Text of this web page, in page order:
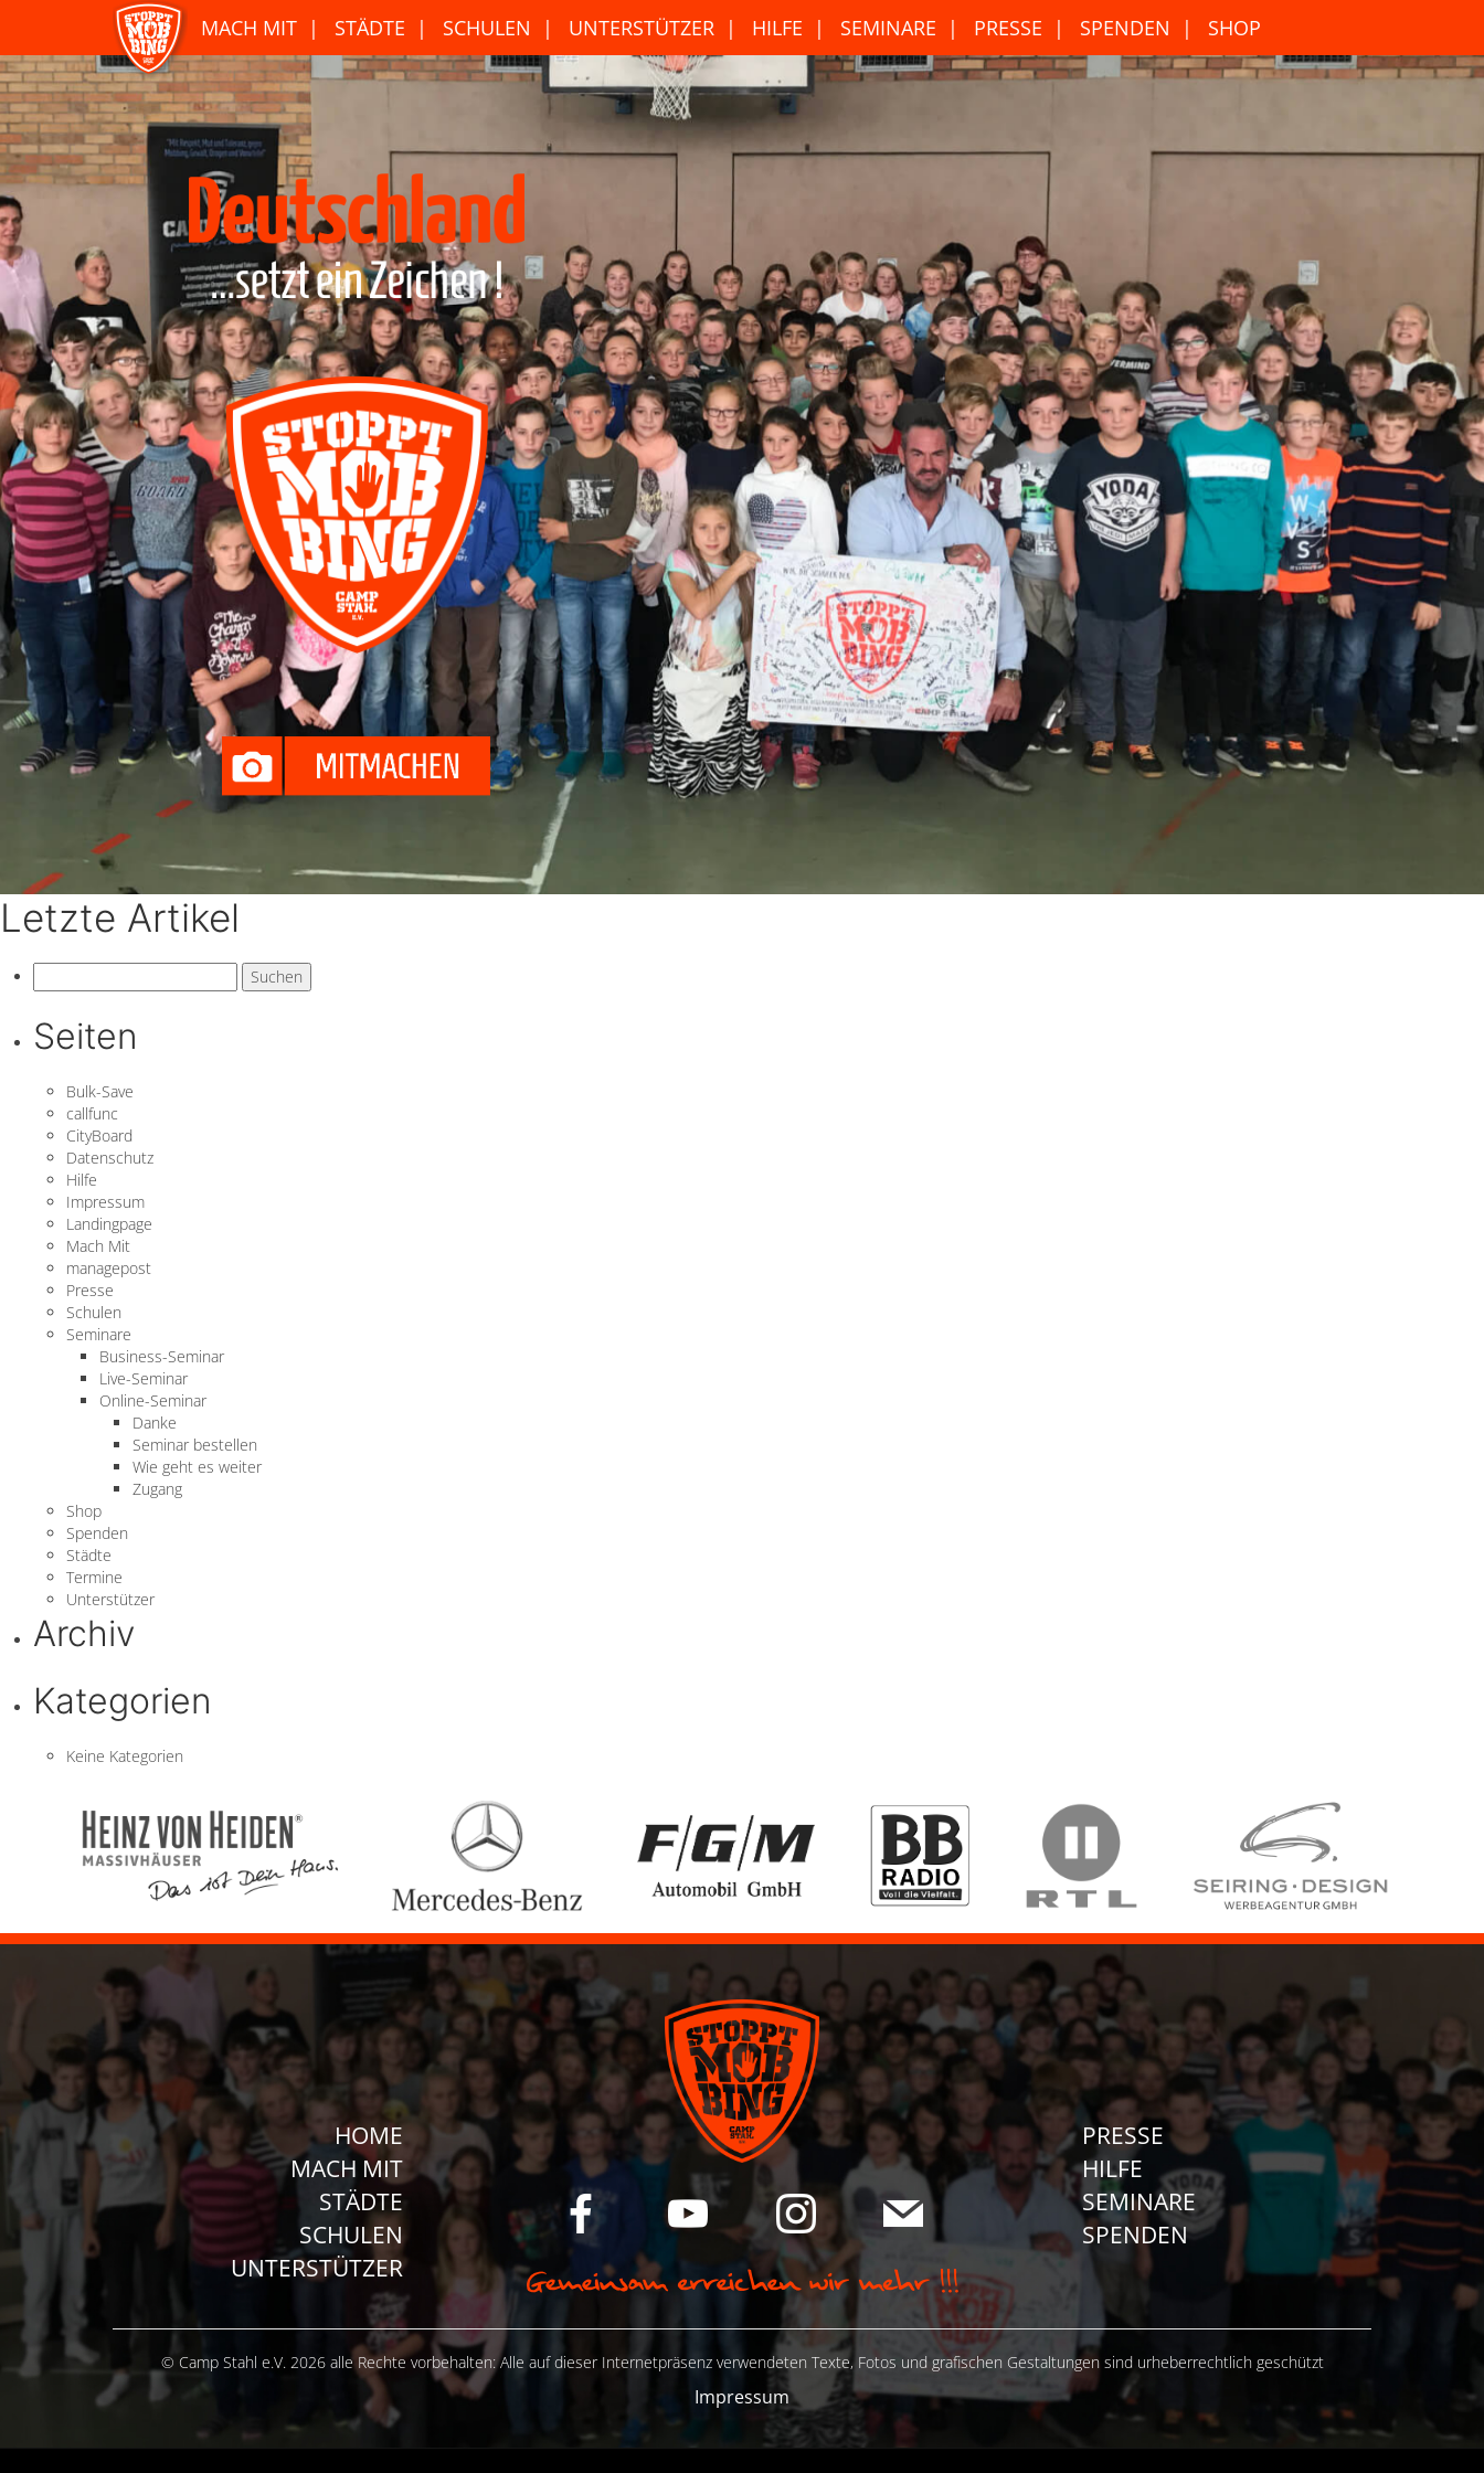
MACH MIT STÄDTE SCHULEN UNTERSTÜTZER HILFE SEMINARE PRESSE SPENDEN SHOP
Letzte Artikel
nach:
Seiten
Bulk-Save
callfunc
CityBoard
Datenschutz
Hilfe
Impressum
Landingpage
Mach Mit
managepost
Presse
Schulen
Seminare
Business-Seminar
Live-Seminar
Online-Seminar
Danke
Seminar bestellen
Wie geht es weiter
Zugang
Shop
Spenden
Städte
Termine
Unterstützer
Archiv
Kategorien
Keine Kategorien
HOME
MACH MIT
STÄDTE
SCHULEN
UNTERSTÜTZER
PRESSE
HILFE
SEMINARE
SPENDEN
© Camp Stahl e.V. 2026 alle Rechte vorbehalten: Alle auf dieser Internetpräsenz verwendeten Texte, Fotos und grafischen Gestaltungen sind urheberrechtlich geschützt
Impressum